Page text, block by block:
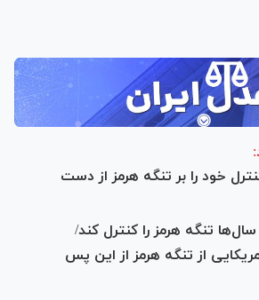
خود را بر تنگه هرمز از دست
سال‌ها تنگه هرمز را کنترل کند/
از تنگه هرمز از این پس